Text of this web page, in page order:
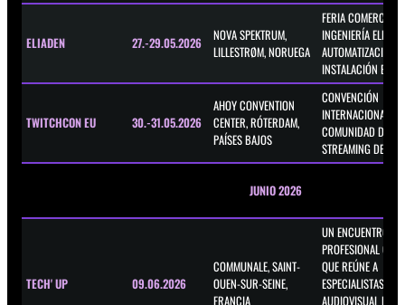
ELIADEN 27.-29.05.2026
NOVA SPEKTRUM,
LILLESTRØM, NORUEGA
FERIA COMERCIAL
INGENIERÍA
AUTOMATIZACIÓN E
INSTALACIÓN
TWITCHCON EU 30.-31.05.2026
AHOY CONVENTION
CENTER, RÓTERDAM,
PAÍSES BAJOS
CONVENCIÓN
INTERNACIONAL
COMUNIDAD DE
STREAMING DE
JUNIO 2026
TECH' UP 09.06.2026
COMMUNALE, SAINT-
OUEN-SUR-SEINE,
FRANCIA
UN ENCUENTRO
PROFESIONAL
QUE REÚNE A
ESPECIALISTAS
AUDIOVISUAL EN